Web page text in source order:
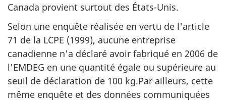
Canada provient surtout des États-Unis.
Selon une enquête réalisée en vertu de l'article
71 de la LCPE (1999), aucune entreprise
canadienne n'a déclaré avoir fabriqué en 2006 de
l'EMDEG en une quantité égale ou supérieure au
seuil de déclaration de 100 kg.Par ailleurs, cette
même enquête et des données communiquées